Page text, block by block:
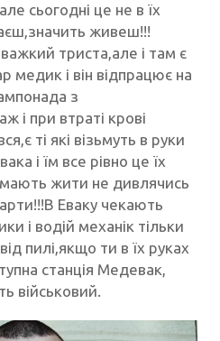
сьогодні це не в їх
живеш!!!
триста,але і там є
медик і він відпрацює на
з
і при втраті крові
ті які візьмуть в руки
і їм все рівно це їх
мають жити не дивлячись
Еваку чекають
і водій механік тільки
пилі,якщо ти в їх руках
станція Медевак,
військовий.